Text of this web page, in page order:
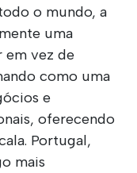
o mundo, a
uma
em vez de
como uma
e
oferecendo
Portugal,
mais